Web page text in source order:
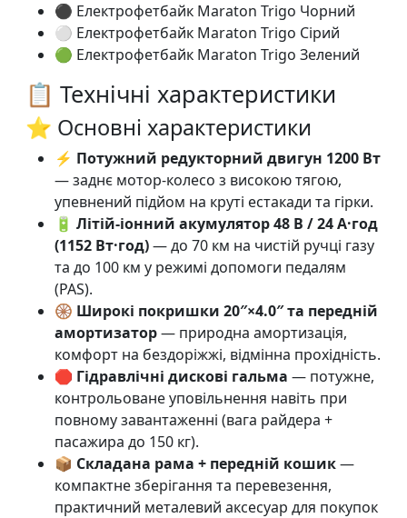
⚫ Електрофетбайк Maraton Trigo Чорний
⚪ Електрофетбайк Maraton Trigo Сірий
🟢 Електрофетбайк Maraton Trigo Зелений
📋 Технічні характеристики
⭐ Основні характеристики
⚡ Потужний редукторний двигун 1200 Вт
— заднє мотор-колесо з високою тягою,
упевнений підйом на круті естакади та гірки.
🔋 Літій-іонний акумулятор 48 В / 24 А·год
(1152 Вт·год)— до 70 км на чистій ручці газу
та до 100 км у режимі допомоги педалям
(PAS).
🛞 Широкі покришки 20″×4.0″ та передній
амортизатор— природна амортизація,
комфорт на бездоріжжі, відмінна прохідність.
🛑 Гідравлічні дискові гальма — потужне,
контрольоване уповільнення навіть при
повному завантаженні (вага райдера +
пасажира до 150 кг).
📦 Складана рама + передній кошик—
компактне зберігання та перевезення,
практичний металевий аксесуар для покупок